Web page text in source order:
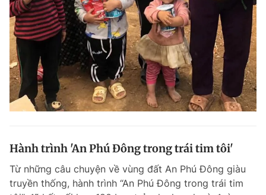
Hành trình 'An Phú Đông trong trái tim tôi'
Từ những câu chuyện về vùng đất An Phú Đông giàu
truyền thống, hành trình “An Phú Đông trong trái tim